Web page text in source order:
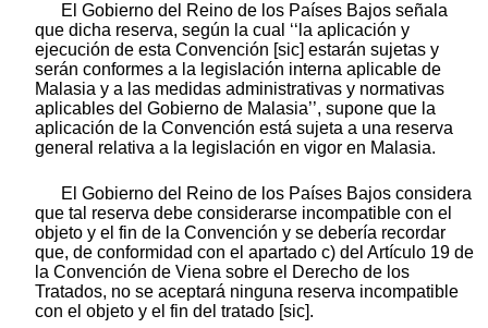
El Gobierno del Reino de los Países Bajos señala
que dicha reserva, según la cual ‘‘la aplicación y
ejecución de esta Convención [sic] estarán sujetas y
serán conformes a la legislación interna aplicable de
Malasia y a las medidas administrativas y normativas
aplicables del Gobierno de Malasia’’, supone que la
aplicación de la Convención está sujeta a una reserva
general relativa a la legislación en vigor en Malasia.
El Gobierno del Reino de los Países Bajos considera
que tal reserva debe considerarse incompatible con el
objeto y el fin de la Convención y se debería recordar
que, de conformidad con el apartado c) del Artículo 19 de
la Convención de Viena sobre el Derecho de los
Tratados, no se aceptará ninguna reserva incompatible
con el objeto y el fin del tratado [sic].